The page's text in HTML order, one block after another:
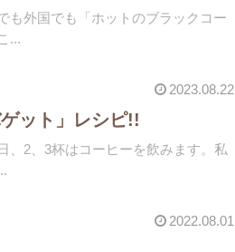
も外国でも「ホットのブラックコー
...
2023.08.22
ット」レシピ!!
、2、3杯はコーヒーを飲みます。私
2022.08.01